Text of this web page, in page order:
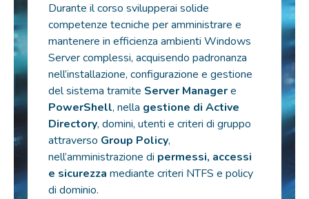
Durante il corso svilupperai solide
competenze tecniche per amministrare e
mantenere in efficienza ambienti Windows
Server complessi, acquisendo padronanza
nell’installazione, configurazione e gestione
del sistema tramite Server Managere
PowerShell, nella gestione di Active
Directory, domini, utenti e criteri di gruppo
attraverso Group Policy,
nell’amministrazione di permessi, accessi
e sicurezza mediante criteri NTFS e policy
di dominio.